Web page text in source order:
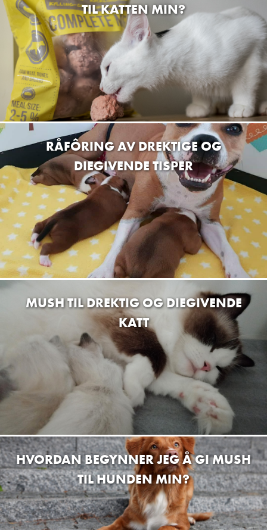
TIL KATTEN MIN?
RÅFÔRING AV DREKTIGE OG
DIEGIVENDE TISPER
MUSH TIL DREKTIG OG DIEGIVENDE
KATT
HVORDAN BEGYNNER JEG Å GI MUSH
TIL HUNDEN MIN?